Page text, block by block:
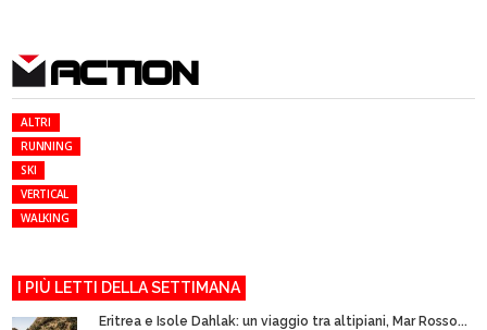
ACTION
ALTRI
RUNNING
SKI
VERTICAL
WALKING
I PIÙ LETTI DELLA SETTIMANA
Eritrea e Isole Dahlak: un viaggio tra altipiani, Mar Rosso...